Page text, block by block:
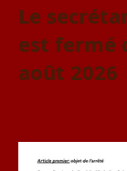
Le
est fermé
août 2026